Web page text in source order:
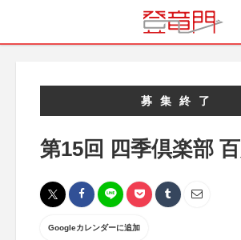
募集終了
第15回 四季倶楽部
Googleカレンダーに追加